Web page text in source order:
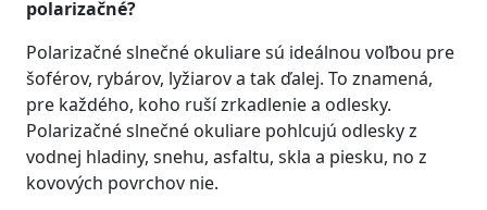
polarizačné?
Polarizačné slnečné okuliare sú ideálnou voľbou pre
šoférov, rybárov, lyžiarov a tak ďalej. To znamená,
pre každého, koho ruší zrkadlenie a odlesky.
Polarizačné slnečné okuliare pohlcujú odlesky z
vodnej hladiny, snehu, asfaltu, skla a piesku, no z
kovových povrchov nie.